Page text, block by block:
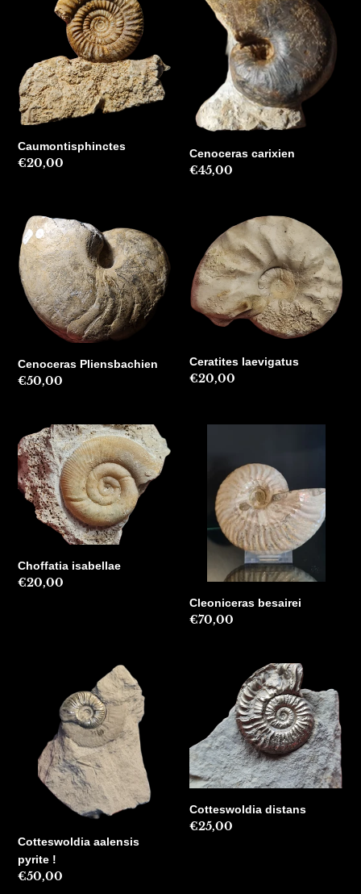
Caumontisphinctes
Precio
€20,00
Cenoceras carixien
Precio
€45,00
Cenoceras
Pliensbachien
Cenoceras Pliensbachien
Precio
€50,00
Ceratites
laevigatus
Ceratites laevigatus
Precio
€20,00
Choffatia
isabellae
Choffatia isabellae
Precio
€20,00
Cleoniceras besairei
Precio
€70,00
Cotteswoldia aalensis
pyrite !
Precio
€50,00
Cotteswoldia
Cotteswoldia distans
Precio
€25,00